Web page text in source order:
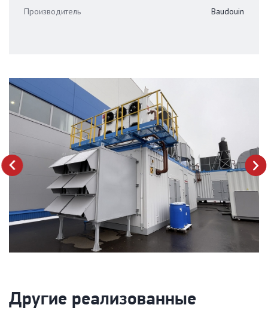
Производитель
Baudouin
prev
next
Другие реализованные